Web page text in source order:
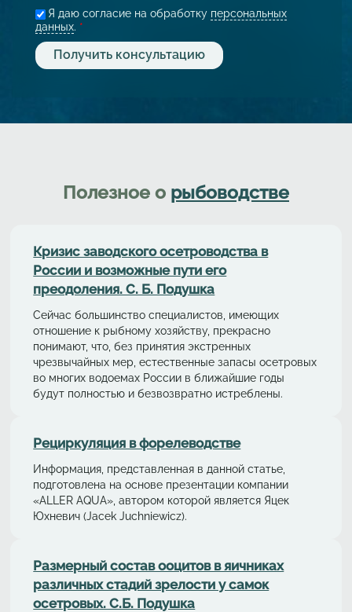
Я даю согласие на обработку персональных
данных. *
Полезное о рыбоводстве
Кризис заводского осетроводства в
России и возможные пути его
преодоления. С. Б. Подушка
Сейчас большинство специалистов, имеющих
отношение к рыбному хозяйству, прекрасно
понимают, что, без принятия экстренных
чрезвычайных мер, естественные запасы осетровых
во многих водоемах России в ближайшие годы
будут полностью и безвозвратно истреблены.
Рециркуляция в форелeводстве
Информация, представленная в данной статье,
подготовлена на основе презентации компании
«ALLER AQUA», автором которой является Яцек
Юхневич (Jacek Juchniewicz).
Размерный состав ооцитов в яичниках
различных стадий зрелости у самок
осетровых. С.Б. Подушка